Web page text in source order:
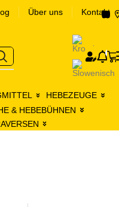
Über uns Kontakt
0
HEBEZEUGE
& HEBEBÜHNEN